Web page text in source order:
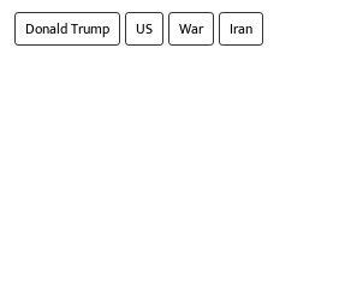
Donald Trump US War Iran